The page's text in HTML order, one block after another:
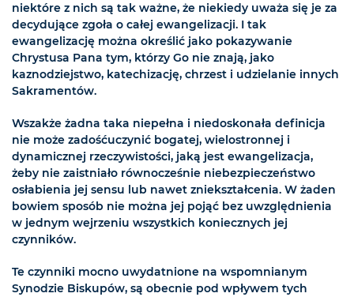
niektóre z nich są tak ważne, że niekiedy uważa się je za
decydujące zgoła o całej ewangelizacji. I tak
ewangelizację można określić jako pokazywanie
Chrystusa Pana tym, którzy Go nie znają, jako
kaznodziejstwo, katechizację, chrzest i udzielanie innych
Sakramentów.
Wszakże żadna taka niepełna i niedoskonała definicja
nie może zadośćuczynić bogatej, wielostronnej i
dynamicznej rzeczywistości, jaką jest ewangelizacja,
żeby nie zaistniało równocześnie niebezpieczeństwo
osłabienia jej sensu lub nawet zniekształcenia. W żaden
bowiem sposób nie można jej pojąć bez uwzględnienia
w jednym wejrzeniu wszystkich koniecznych jej
czynników.
Te czynniki mocno uwydatnione na wspomnianym
Synodzie Biskupów, są obecnie pod wpływem tych